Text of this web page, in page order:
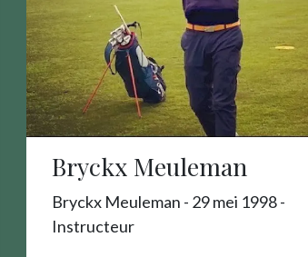
Bryckx Meuleman
Bryckx Meuleman - 29 mei 1998 -
Instructeur